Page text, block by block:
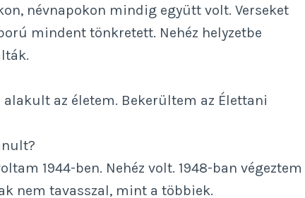
névnapokon mindig együtt volt. Verseket
mindent tönkretett. Nehéz helyzetbe
alakult az életem. Bekerültem az Élettani
1944-ben. Nehéz volt. 1948-ban végeztem
nem tavasszal, mint a többiek.